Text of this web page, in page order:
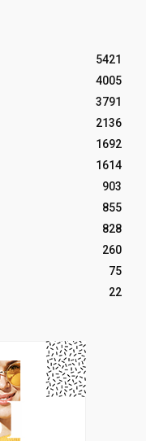
5421
4005
3791
2136
1692
1614
903
855
828
260
75
22